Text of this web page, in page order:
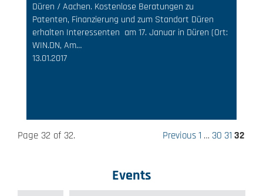
Düren / Aachen. Kostenlose Beratungen zu
Patenten, Finanzierung und zum Standort Düren
erhalten Interessenten am 17. Januar in Düren (Ort:
WIN.DN, Am…
13.01.2017
Page 32 of 32. Previous1 … 30 31 32
Events